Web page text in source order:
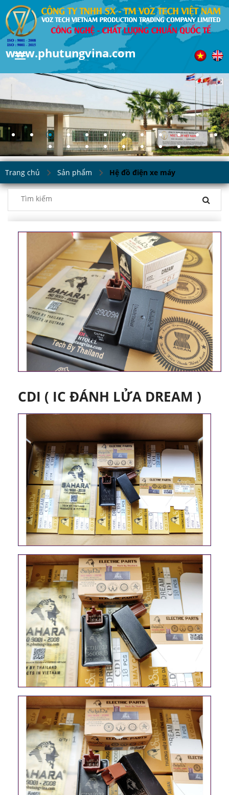
www.phutungvina.com
Trang chủ Sản phẩm Hệ đồ điện xe máy
CDI ( IC ĐÁNH LỬA DREAM )